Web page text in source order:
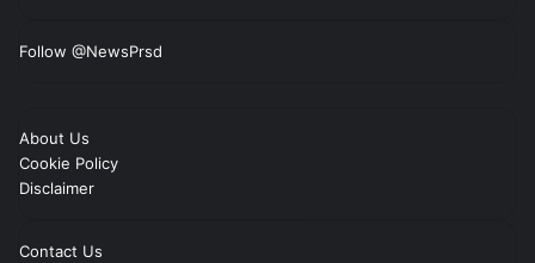
Follow @NewsPrsd
About Us
Cookie Policy
Disclaimer
Contact Us